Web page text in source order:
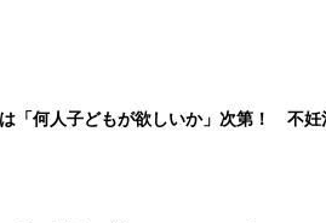
「何人子どもが欲しいか」次第！ 不妊